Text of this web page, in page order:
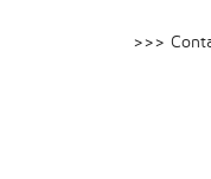
>>>